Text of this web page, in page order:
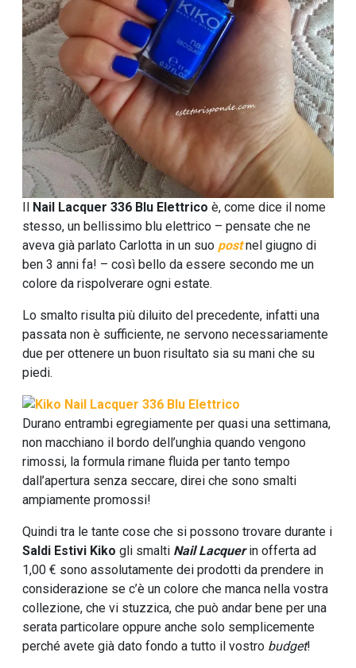
Nail Lacquer 336 Blu Elettrico è, come dice il nome
stesso, un bellissimo blu elettrico – pensate che ne
aveva già parlato Carlotta in un suo postnel giugno di
ben 3 anni fa! – così bello da essere secondo me un
colore da rispolverare ogni estate.
Lo smalto risulta più diluito del precedente, infatti una
passata non è sufficiente, ne servono necessariamente
due per ottenere un buon risultato sia su mani che su
piedi.
Durano entrambi egregiamente per quasi una settimana,
non macchiano il bordo dell’unghia quando vengono
rimossi, la formula rimane fluida per tanto tempo
dall’apertura senza seccare, direi che sono smalti
ampiamente promossi!
Quindi tra le tante cose che si possono trovare durante i
Saldi Estivi Kiko gli smalti NailLacquerin offerta ad
1,00 € sono assolutamente dei prodotti da prendere in
considerazione se c’è un colore che manca nella vostra
collezione, che vi stuzzica, che può andar bene per una
serata particolare oppure anche solo semplicemente
perché avete già dato fondo a tutto il vostro budget!